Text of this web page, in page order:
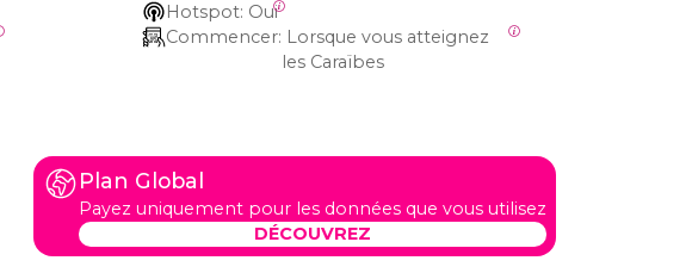
Hotspot: Oui
Commencer:
les Caraïbes
Plan Global
Payez uniquement pour les données que vous utilisez
DÉCOUVREZ